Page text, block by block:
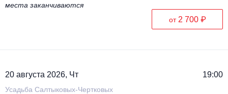
места заканчиваются
от 2 700 ₽
20 августа 2026, Чт 19:00
Усадьба Салтыковых-Чертковых